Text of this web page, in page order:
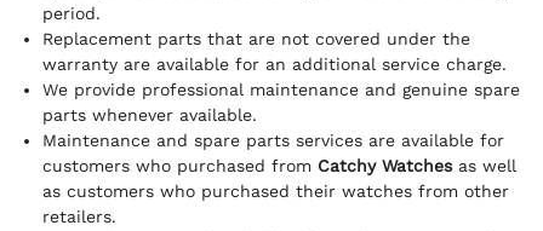
period.
Replacement parts that are not covered under the
warranty are available for an additional service charge.
We provide professional maintenance and genuine spare
parts whenever available.
Maintenance and spare parts services are available for
customers who purchased from Catchy Watchesas well
as customers who purchased their watches from other
retailers.